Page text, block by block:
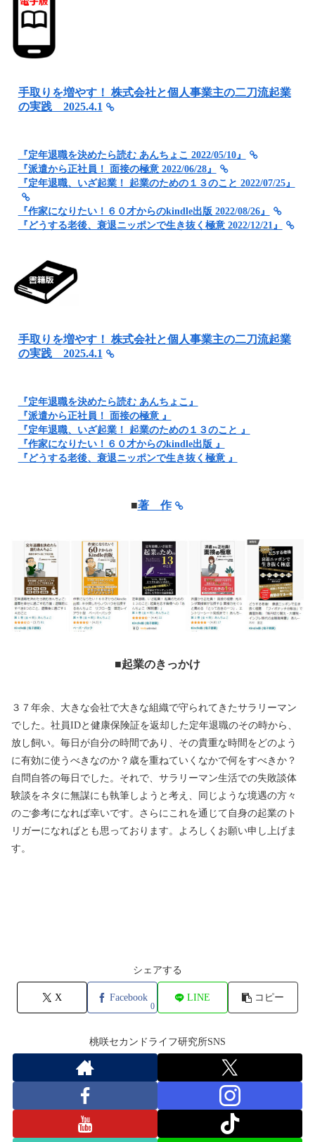
手取りを増やす！ 株式会社と個人事業主の二刀流起業
の実践 2025.4.1
『定年退職を決めたら読む あんちょこ 2022/05/10』
『派遣から正社員！ 面接の極意 2022/06/28』
『定年退職、いざ起業！ 起業のための１３のこと 2022/07/25』
『作家になりたい！６０才からのkindle出版 2022/08/26』
『どうする老後、衰退ニッポンで生き抜く極意 2022/12/21』
手取りを増やす！ 株式会社と個人事業主の二刀流起業
の実践 2025.4.1
『定年退職を決めたら読む あんちょこ』
『派遣から正社員！ 面接の極意 』
『定年退職、いざ起業！ 起業のための１３のこと 』
『作家になりたい！６０才からのkindle出版 』
『どうする老後、衰退ニッポンで生き抜く極意 』
■著 作
■起業のきっかけ
３７年余、大きな会社で大きな組織で守られてきたサラリーマン
でした。社員IDと健康保険証を返却した定年退職のその時から、
放し飼い。毎日が自分の時間であり、その貴重な時間をどのよう
に有効に使うべきなのか？歳を重ねていくなかで何をすべきか？
自問自答の毎日でした。それで、サラリーマン生活での失敗談体
験談をネタに無謀にも執筆しようと考え、同じような境遇の方々
のご参考になれば幸いです。さらにこれを通じて自身の起業のト
リガーになればとも思っております。よろしくお願い申し上げま
す。
シェアする
X Facebook
0
LINE コピー
桃咲セカンドライフ研究所SNS